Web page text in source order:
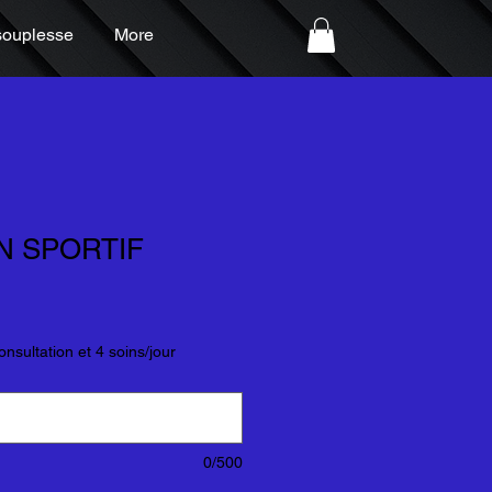
More
SPORTIF
et 4 soins/jour
0/500